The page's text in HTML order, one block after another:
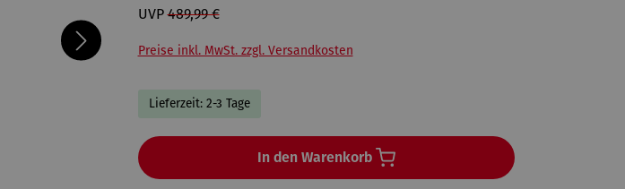
UVP489,99 €
Preise inkl. MwSt. zzgl. Versandkosten
Lieferzeit: 2-3 Tage
In den Warenkorb